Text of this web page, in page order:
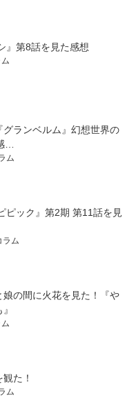
』第8話を見た感想
ランベルム』幻想世界の
…
ム
ピック』第2期 第11話を見
ラム
の間に火花を見た！『や
た！
ム